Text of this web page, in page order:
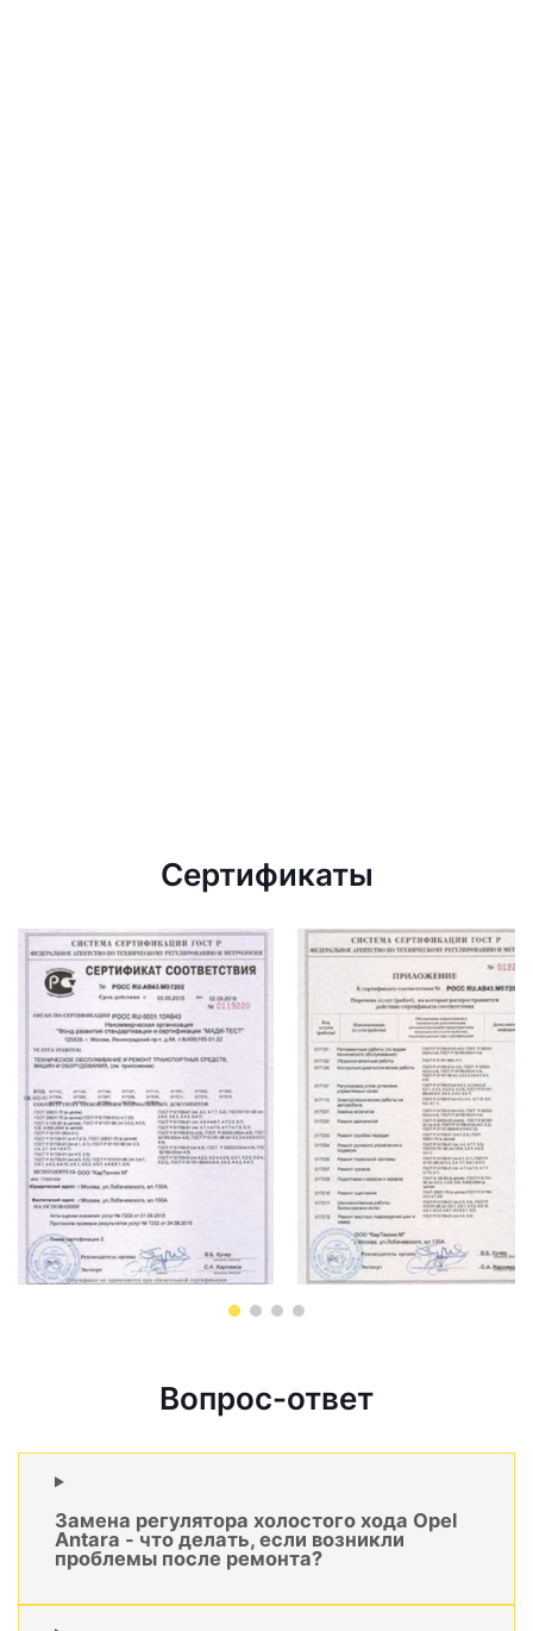
Сертификаты
Вопрос-ответ
Замена регулятора холостого хода Opel
Antara - что делать, если возникли
проблемы после ремонта?